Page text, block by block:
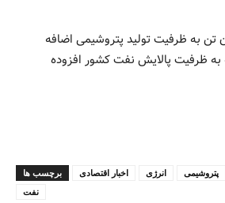
داد :۶ میلیون تن به ظرفیت تولید پتروشیمی اضافه
بشکه به ظرفیت پالایش نفت کشور افزوده
برچسب ها اخبار اقتصادی انرژی پتروشیمی
نفت